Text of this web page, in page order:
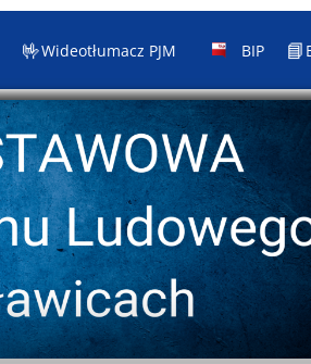
🤟Wideotłumacz PJM BIP 📘